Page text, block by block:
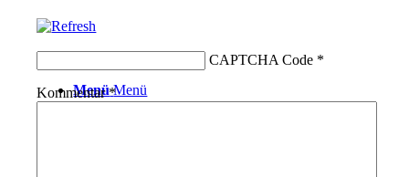
Menü Menü
CAPTCHA Code *
Kommentar*